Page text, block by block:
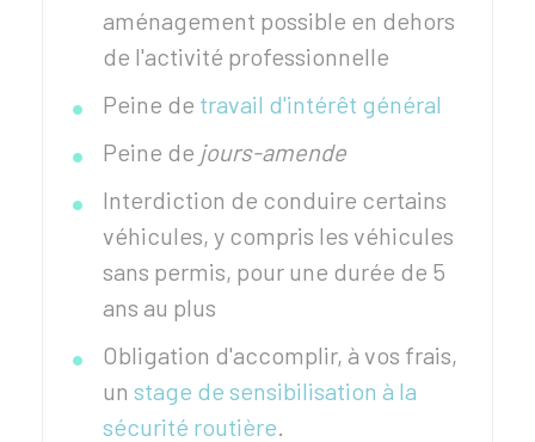
aménagement possible en dehors
de l'activité professionnelle
Peine de travail d'intérêt général
Peine de jours-amende
Interdiction de conduire certains
véhicules, y compris les véhicules
sans permis, pour une durée de 5
ans au plus
Obligation d'accomplir, à vos frais,
un stage de sensibilisation à la
sécurité routière.